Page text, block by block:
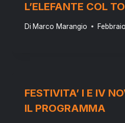
L’ELEFANTE COL
Di Marco Marangio
FESTIVITA’ I E IV
IL PROGRAMMA